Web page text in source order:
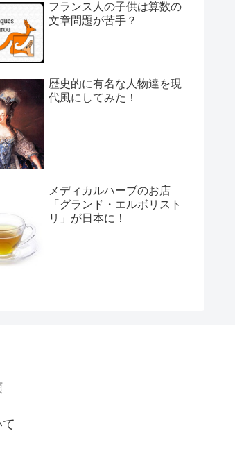
フランス人の子供は算数の
文章問題が苦手？
歴史的に有名な人物達を現
代風にしてみた！
メディカルハーブのお店
「グランド・エルボリスト
リ」が日本に！